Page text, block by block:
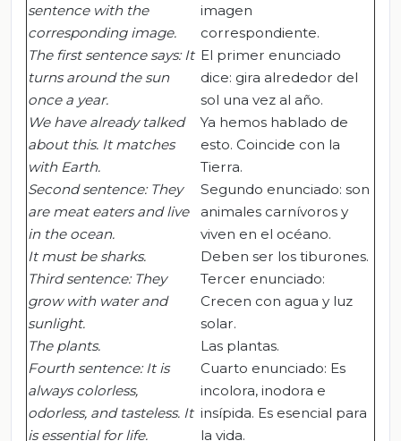
sentence with the
corresponding image.
The first sentence says: It
turns around the sun
once a year.
We have already talked
about this. It matches
with Earth.
Second sentence: They
are meat eaters and live
in the ocean.
It must be sharks.
Third sentence: They
grow with water and
sunlight.
The plants.
Fourth sentence: It is
always colorless,
odorless, and tasteless. It
is essential for life.
imagen
correspondiente.
El primer enunciado
dice: gira alrededor del
sol una vez al año.
Ya hemos hablado de
esto. Coincide con la
Tierra.
Segundo enunciado: son
animales carnívoros y
viven en el océano.
Deben ser los tiburones.
Tercer enunciado:
Crecen con agua y luz
solar.
Las plantas.
Cuarto enunciado: Es
incolora, inodora e
insípida. Es esencial para
la vida.